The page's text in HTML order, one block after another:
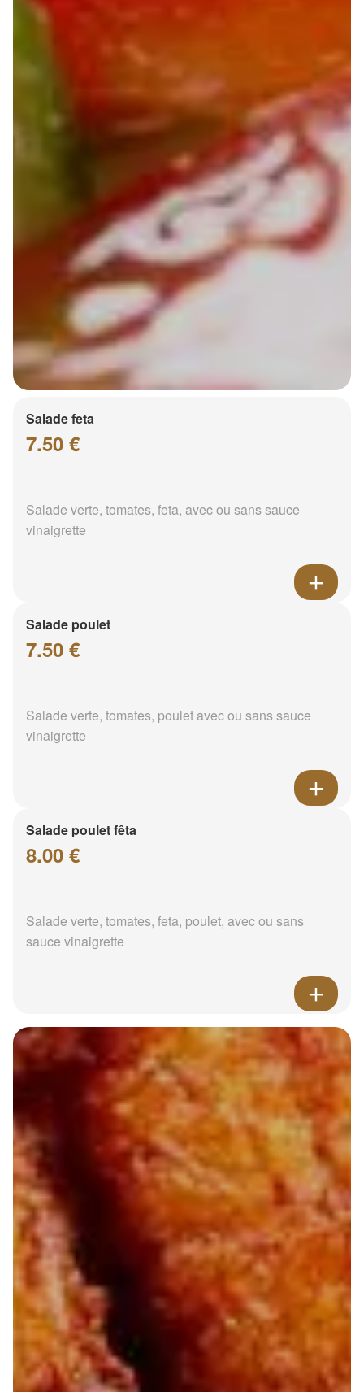
Salade feta
7.50 €
Salade verte, tomates, feta, avec ou sans sauce
vinaigrette
Salade poulet
7.50 €
Salade verte, tomates, poulet avec ou sans sauce
vinaigrette
Salade poulet fêta
8.00 €
Salade verte, tomates, feta, poulet, avec ou sans
sauce vinaigrette